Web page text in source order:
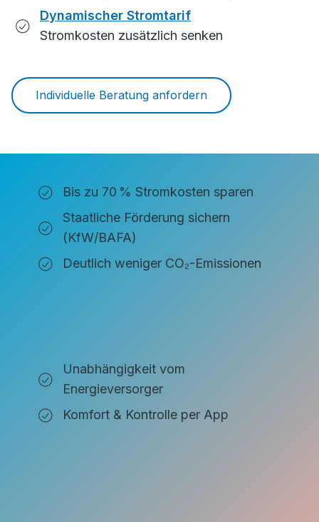
Dynamischer Stromtarif
Stromkosten zusätzlich senken
Individuelle Beratung anfordern
Bis zu 70 % Stromkosten sparen
Staatliche Förderung sichern
(KfW/BAFA)
Deutlich weniger CO₂-Emissionen
Unabhängigkeit vom
Energieversorger
Komfort & Kontrolle per App